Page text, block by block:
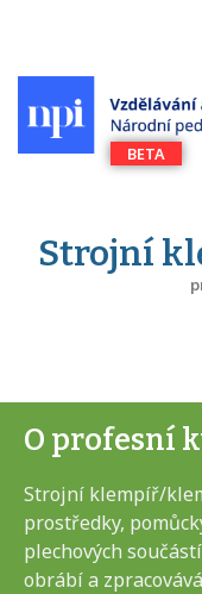
Strojní
O profesní
Strojní klempíř/
prostředky,
plechových
obrábí a